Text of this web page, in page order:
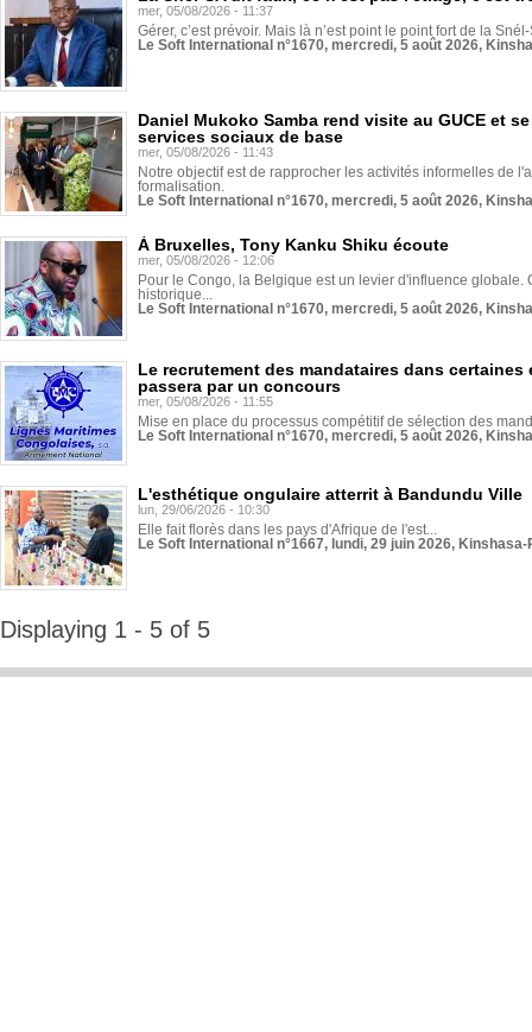
mer, 05/08/2026 - 11:37
Gérer, c’est prévoir. Mais là n’est point le point fort de la
Le Soft International n°1670, mercredi, 5 août 2026,
Daniel Mukoko Samba rend visite au GUCE et
services sociaux de base
mer, 05/08/2026 - 11:43
Notre objectif est de rapprocher les activités informelles de
formalisation.
Le Soft International n°1670, mercredi, 5 août 2026,
À Bruxelles, Tony Kanku Shiku écoute
mer, 05/08/2026 - 12:06
Pour le Congo, la Belgique est un levier d'influence globale.
historique...
Le Soft International n°1670, mercredi, 5 août 2026,
Le recrutement des mandataires dans
passera par un concours
mer, 05/08/2026 - 11:55
Mise en place du processus compétitif de sélection des
Le Soft International n°1670, mercredi, 5 août 2026,
L'esthétique ongulaire atterrit à Bandundu Ville
lun, 29/06/2026 - 10:30
Elle fait florès dans les pays d'Afrique de l'est...
Le Soft International n°1667, lundi, 29 juin 2026,
Displaying 1 - 5 of 5